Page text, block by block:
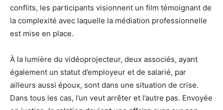
conflits, les participants visionnent un film témoignant de
la complexité avec laquelle la médiation professionnelle
est mise en place.
À la lumière du vidéoprojecteur, deux associés, ayant
également un statut d’employeur et de salarié, par
ailleurs aussi époux, sont dans une situation de crise.
Dans tous les cas, l’un veut arrêter et l’autre pas. Envoyée